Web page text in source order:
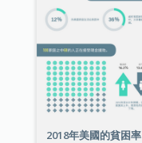
2018年美國的貧困率